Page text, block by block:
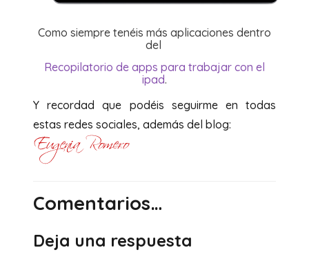
Como siempre tenéis más aplicaciones dentro
del
Recopilatorio de apps para trabajar con el
ipad.
Y recordad que podéis seguirme en todas
estas redes sociales, además del blog:
Comentarios…
Deja una respuesta